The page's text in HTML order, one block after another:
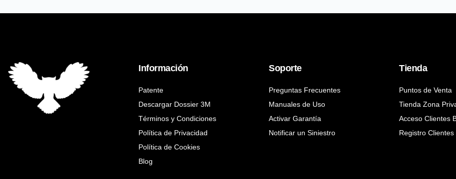
Información
Patente
Descargar Dossier 3M
Términos y Condiciones
Política de Privacidad
Política de Cookies
Blog
Soporte
Preguntas Frecuentes
Manuales de Uso
Activar Garantía
Notificar un Siniestro
Tienda
Puntos de Venta
Tienda Zona
Acceso Clientes
Registro Clientes